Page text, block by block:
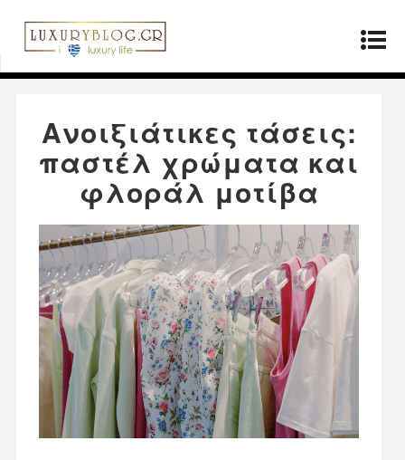
Αρχική σελίδα»Μόδα
παστέλ χρώματα και φλοράλ μοτίβα
Ανοιξιάτικες τάσεις:
παστέλ χρώματα και
φλοράλ μοτίβα